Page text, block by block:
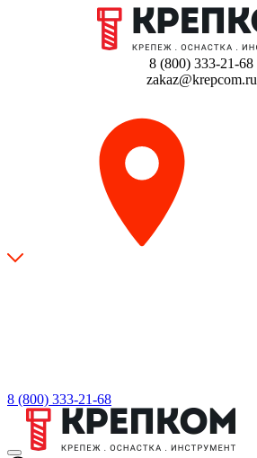
8 (800) 333-21-68
zakaz@krepcom.ru
8 (800) 333-21-68